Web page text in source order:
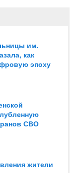
им.
как
эпоху
СВО
жители